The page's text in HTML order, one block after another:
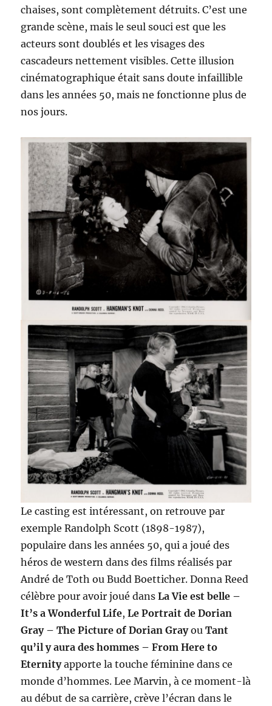
chaises, sont complètement détruits. C’est une
grande scène, mais le seul souci est que les
acteurs sont doublés et les visages des
cascadeurs nettement visibles. Cette illusion
cinématographique était sans doute infaillible
dans les années 50, mais ne fonctionne plus de
nos jours.
Le casting est intéressant, on retrouve par
exemple Randolph Scott (1898-1987),
populaire dans les années 50, qui a joué des
héros de western dans des films réalisés par
André de Toth ou Budd Boetticher. Donna Reed
célèbre pour avoir joué dansLa Vie est belle –
It’s a Wonderful Life,Le Portrait de Dorian
Gray – The Picture of Dorian GrayouTant
qu’il y aura des hommes – From Here to
Eternityapporte la touche féminine dans ce
monde d’hommes. Lee Marvin, à ce moment-là
au début de sa carrière, crève l’écran dans le